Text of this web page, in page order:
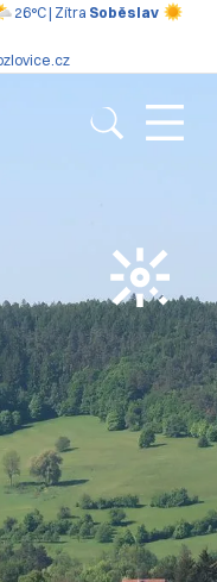
26°C | Zítra Soběslav